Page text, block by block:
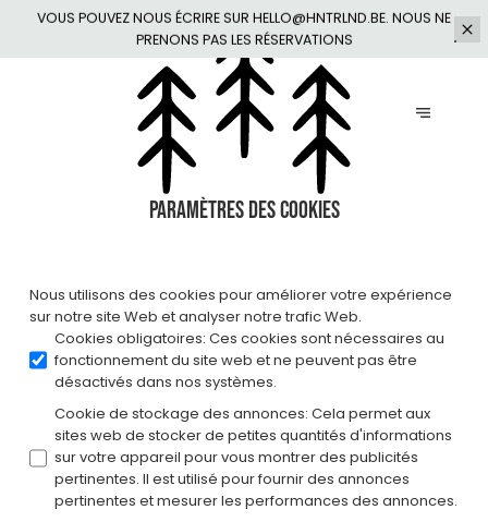
VOUS POUVEZ NOUS ÉCRIRE SUR HELLO@HNTRLND.BE. NOUS NE
PRENONS PAS LES RÉSERVATIONS
Paramètres des cookies
Nous utilisons des cookies pour améliorer votre expérience
sur notre site Web et analyser notre trafic Web.
Cookies obligatoires: Ces cookies sont nécessaires au
fonctionnement du site web et ne peuvent pas être
désactivés dans nos systèmes.
Cookie de stockage des annonces: Cela permet aux
sites web de stocker de petites quantités d'informations
sur votre appareil pour vous montrer des publicités
pertinentes. Il est utilisé pour fournir des annonces
pertinentes et mesurer les performances des annonces.